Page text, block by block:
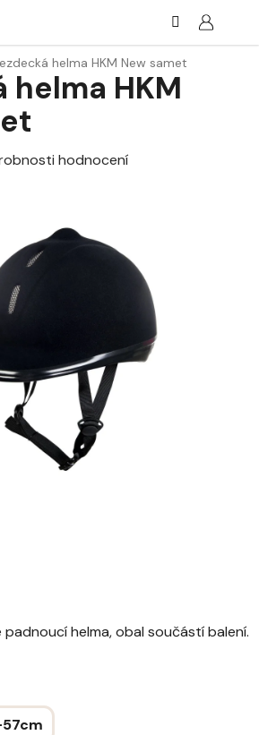
helma HKM New samet
helma, obal součástí balení.
helma HKM
hodnocení